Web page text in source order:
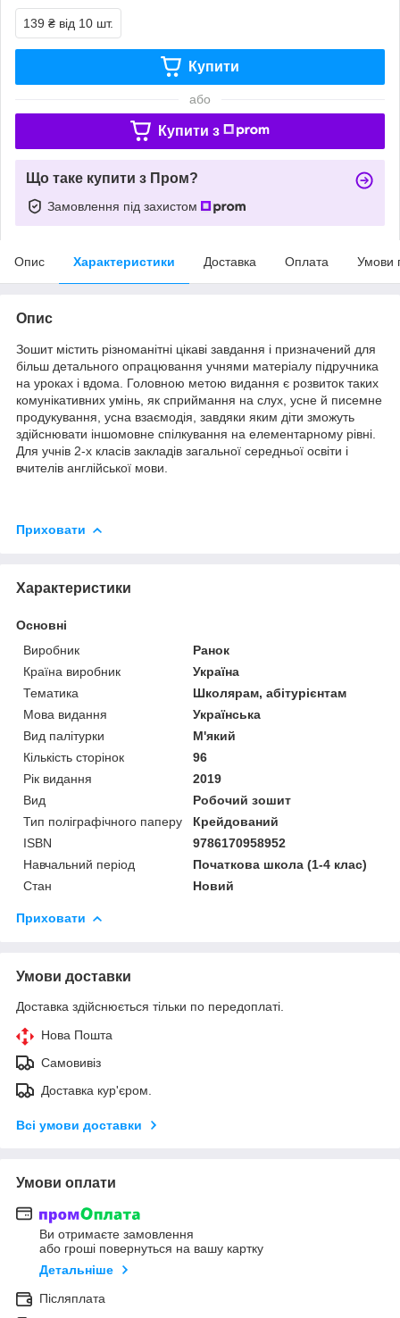
139 ₴ від 10 шт.
Купити
або
Купити з
Що таке купити з Пром?
Замовлення під захистом
Опис Характеристики Доставка Оплата Умови
Опис
Зошит містить різноманітні цікаві завдання і призначений для
більш детального опрацювання учнями матеріалу підручника
на уроках і вдома. Головною метою видання є розвиток таких
комунікативних умінь, як сприймання на слух, усне й писемне
продукування, усна взаємодія, завдяки яким діти зможуть
здійснювати іншомовне спілкування на елементарному рівні.
Для учнів 2-х класів закладів загальної середньої освіти і
вчителів англійської мови.
Приховати
Характеристики
Основні
Виробник
Ранок
Країна виробник
Україна
Тематика
Школярам, абітурієнтам
Мова видання
Українська
Вид палітурки
М'який
Кількість сторінок
96
Рік видання
2019
Вид
Робочий зошит
Тип поліграфічного паперу
Крейдований
ISBN
9786170958952
Навчальний період
Початкова школа (1-4 клас)
Стан
Новий
Приховати
Умови доставки
Доставка здійснюється тільки по передоплаті.
Нова Пошта
Самовивіз
Доставка кур'єром.
Всі умови доставки
Умови оплати
Ви отримаєте замовлення
або гроші повернуться на вашу картку
Детальніше
Післяплата